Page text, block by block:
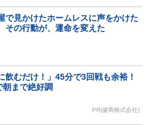
で見かけたホームレスに声をかけた
その行動が、運命を変えた
飲むだけ！」45分で3回戦も余裕！
朝まで絶好調
PR(健商株式会社)